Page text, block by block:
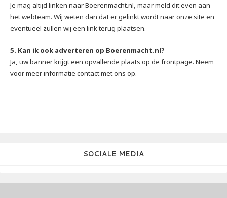
Je mag altijd linken naar Boerenmacht.nl, maar meld dit even aan
het webteam. Wij weten dan dat er gelinkt wordt naar onze site en
eventueel zullen wij een link terug plaatsen.
5. Kan ik ook adverteren op Boerenmacht.nl?
Ja, uw banner krijgt een opvallende plaats op de frontpage. Neem
voor meer informatie contact met ons op.
SOCIALE MEDIA